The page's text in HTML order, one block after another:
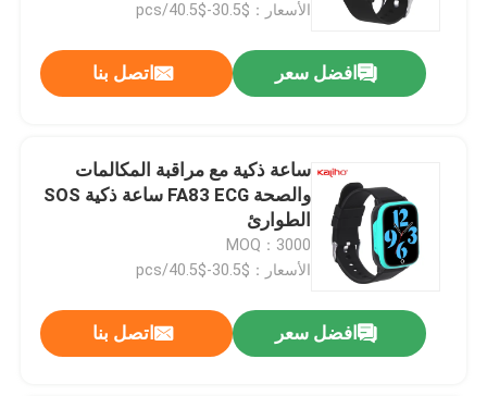
الأسعار：$30.5-$40.5/pcs
افضل سعر اتصل بنا
ساعة ذكية مع مراقبة المكالمات
والصحة FA83 ECG ساعة ذكية SOS
الطوارئ
MOQ：3000
الأسعار：$30.5-$40.5/pcs
افضل سعر اتصل بنا